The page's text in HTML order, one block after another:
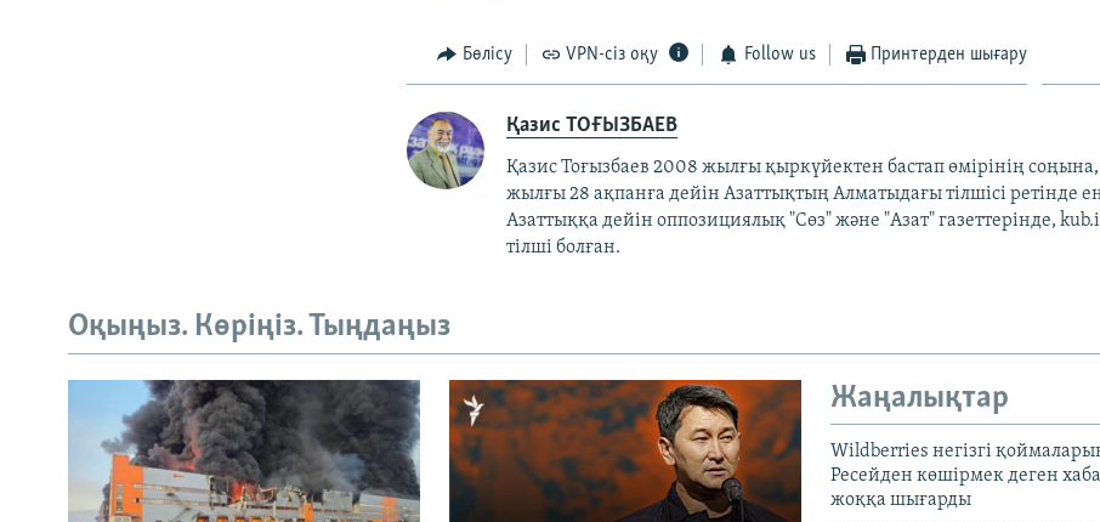
Бөлісу VPN-сіз оқу Follow us Принтерден шығару
Қазис ТОҒЫЗБАЕВ
Қазис Тоғызбаев 2008 жылғы қыркүйектен бастап өмірінің
жылғы 28 ақпанға дейін Азаттықтың Алматыдағы тілшісі ретінде
Азаттыққа дейін оппозициялық "Сөз" және "Азат" газеттерінде,
тілші болған.
Оқыңыз. Көріңіз. Тыңдаңыз
Жаңалықтар
Wildberries негізгі
Ресейден көшірмек деген
жоққа шығарды